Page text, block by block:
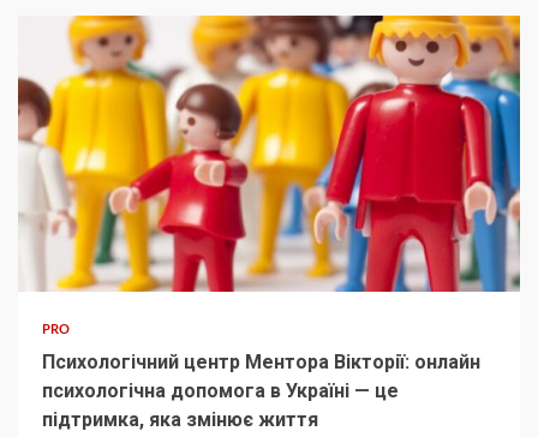
PRO
Психологічний центр Ментора Вікторії: онлайн
психологічна допомога в Україні — це
підтримка, яка змінює життя